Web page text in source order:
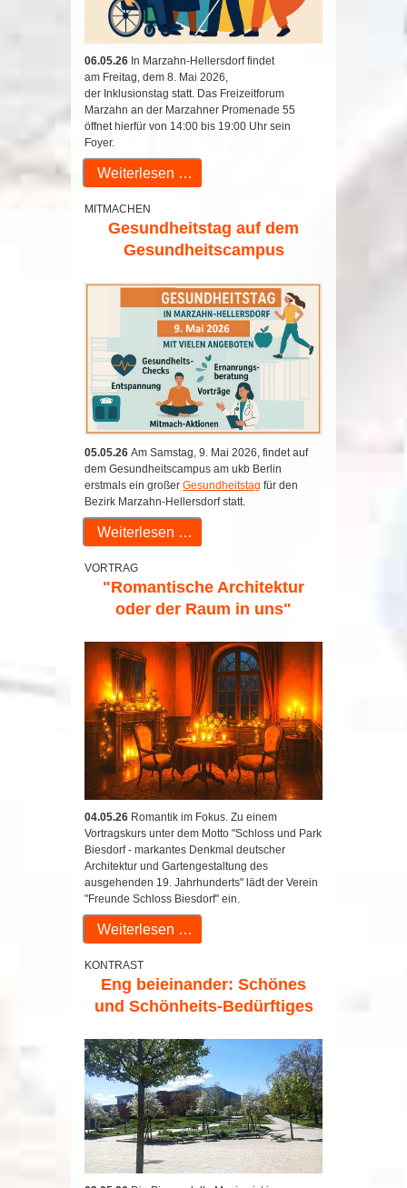
06.05.26 In Marzahn-Hellersdorf findet
am Freitag, dem 8. Mai 2026,
der Inklusionstag statt. Das Freizeitforum
Marzahn an der Marzahner Promenade 55
öffnet hierfür von 14:00 bis 19:00 Uhr sein
Foyer.
Weiterlesen …
MITMACHEN
Gesundheitstag auf dem
Gesundheitscampus
05.05.26 Am Samstag, 9. Mai 2026, findet auf
dem Gesundheitscampus am ukb Berlin
erstmals ein großer Gesundheitstag für den
Bezirk Marzahn-Hellersdorf statt.
Weiterlesen …
VORTRAG
"Romantische Architektur
oder der Raum in uns"
04.05.26 Romantik im Fokus. Zu einem
Vortragskurs unter dem Motto "Schloss und Park
Biesdorf - markantes Denkmal deutscher
Architektur und Gartengestaltung des
ausgehenden 19. Jahrhunderts" lädt der Verein
"Freunde Schloss Biesdorf" ein.
Weiterlesen …
KONTRAST
Eng beieinander: Schönes
und Schönheits-Bedürftiges